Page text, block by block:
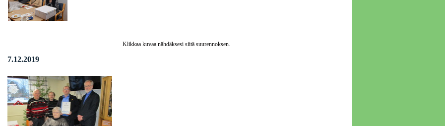
Klikkaa kuvaa nähdäksesi siitä suurennoksen.
7.12.2019